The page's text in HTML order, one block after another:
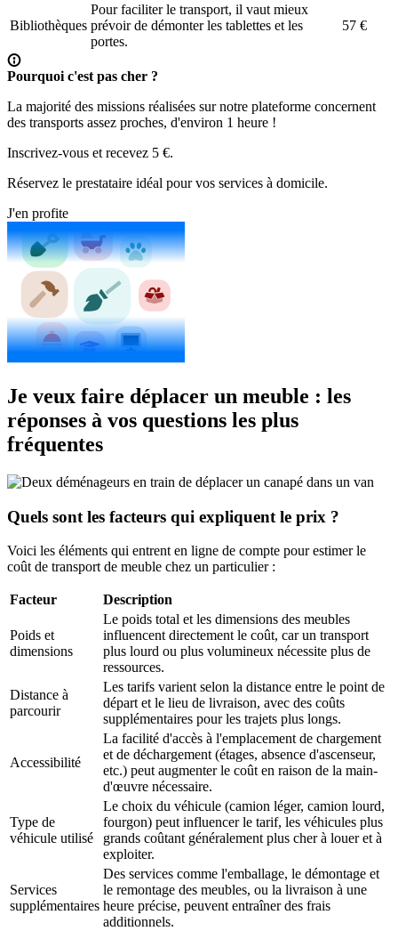
Bibliothèques
Pour faciliter le transport, il vaut mieux
prévoir de démonter les tablettes et les
portes.
57 €
Pourquoi c'est pas cher ?
La majorité des missions réalisées sur notre plateforme concernent
des transports assez proches, d'environ 1 heure !
Inscrivez-vous et recevez 5 €.
Réservez le prestataire idéal pour vos services à domicile.
J'en profite
Je veux faire déplacer un meuble : les
réponses à vos questions les plus
fréquentes
Quels sont les facteurs qui expliquent le prix ?
Voici les éléments qui entrent en ligne de compte pour estimer le
coût de transport de meuble chez un particulier :
Facteur Description
Poids et
dimensions
Le poids total et les dimensions des meubles
influencent directement le coût, car un transport
plus lourd ou plus volumineux nécessite plus de
ressources.
Distance à
parcourir
Les tarifs varient selon la distance entre le point de
départ et le lieu de livraison, avec des coûts
supplémentaires pour les trajets plus longs.
Accessibilité
La facilité d'accès à l'emplacement de chargement
et de déchargement (étages, absence d'ascenseur,
etc.) peut augmenter le coût en raison de la main-
d'œuvre nécessaire.
Type de
véhicule utilisé
Le choix du véhicule (camion léger, camion lourd,
fourgon) peut influencer le tarif, les véhicules plus
grands coûtant généralement plus cher à louer et à
exploiter.
Services
supplémentaires
Des services comme l'emballage, le démontage et
le remontage des meubles, ou la livraison à une
heure précise, peuvent entraîner des frais
additionnels.